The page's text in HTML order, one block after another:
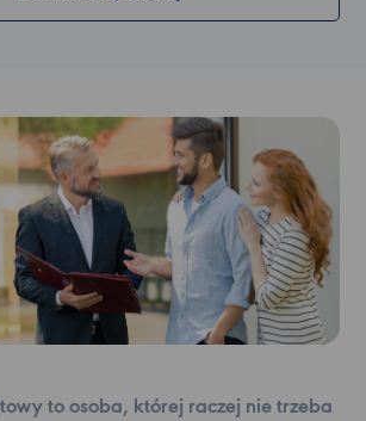
to osoba, której raczej nie trzeba